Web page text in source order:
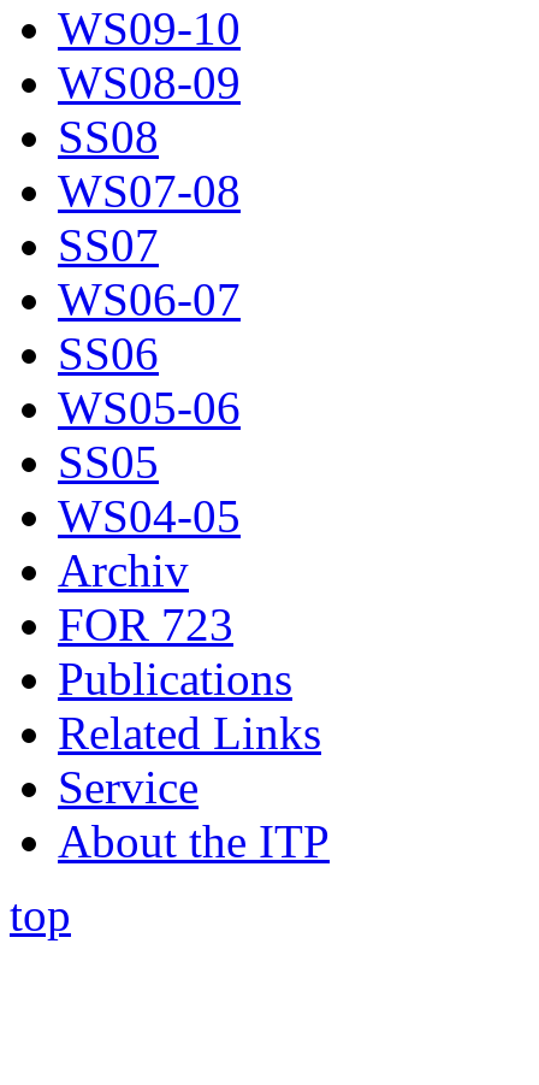
WS09-10
WS08-09
SS08
WS07-08
SS07
WS06-07
SS06
WS05-06
SS05
WS04-05
Archiv
FOR 723
Publications
Related Links
Service
About the ITP
top